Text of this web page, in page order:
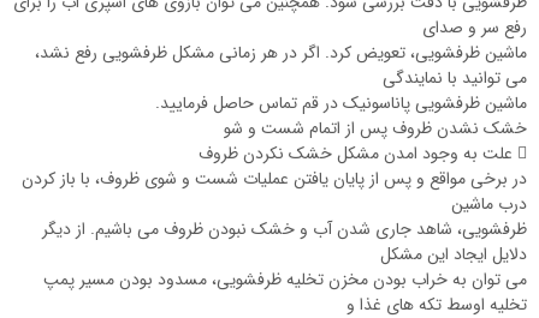
رفع سر و صدای
ماشین ظرفشویی، تعویض کرد. اگر در هر زمانی مشکل ظرفشویی رفع نشد،
می توانید با نمایندگی
ماشین ظرفشویی پاناسونیک در قم تماس حاصل فرمایید.
خشک نشدن ظروف پس از اتمام شست و شو
 علت به وجود امدن مشکل خشک نکردن ظروف
در برخی مواقع و پس از پایان یافتن عملیات شست و شوی ظروف، با باز کردن
درب ماشین
ظرفشویی، شاهد جاری شدن آب و خشک نبودن ظروف می باشیم. از دیگر
دلایل ایجاد این مشکل
می توان به خراب بودن مخزن تخلیه ظرفشویی، مسدود بودن مسیر پمپ
تخلیه اوسط تکه های غذا و